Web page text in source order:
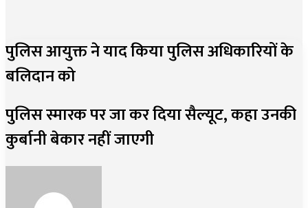
पुलिस आयुक्त ने याद किया पुलिस अधिकारियों के
बलिदान को
पुलिस स्मारक पर जा कर दिया सैल्यूट, कहा उनकी
कुर्बानी बेकार नहीं जाएगी